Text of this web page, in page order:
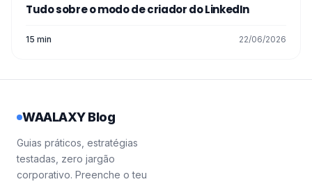
tem de fazer é clicar em "Postar".
E é tudo! Nós dissemos-lhe: "Hyper easy"!
Tudo sobre o modo de criador do LinkedIn
15 min 22/06/2026
WAALAXY Blog
Guias práticos, estratégias
testadas, zero jargão
corporativo. Preenche o teu